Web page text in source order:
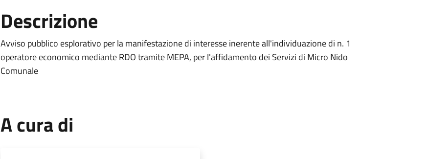
Descrizione
Avviso pubblico esplorativo per la manifestazione di interesse inerente all'individuazione di n. 1
operatore economico mediante RDO tramite MEPA, per l'affidamento dei Servizi di Micro Nido
Comunale
A cura di